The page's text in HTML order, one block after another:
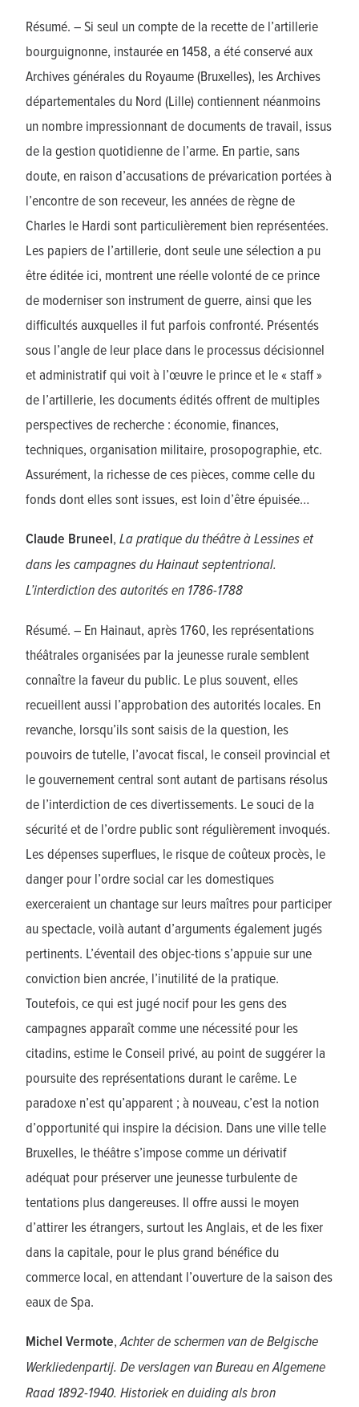
Résumé. – Si seul un compte de la recette de l’artillerie
bourguignonne, instaurée en 1458, a été conservé aux
Archives générales du Royaume (Bruxelles), les Archives
départementales du Nord (Lille) contiennent néanmoins
un nombre impressionnant de documents de travail, issus
de la gestion quotidienne de l’arme. En partie, sans
doute, en raison d’accusations de prévarication portées à
l’encontre de son receveur, les années de règne de
Charles le Hardi sont particulièrement bien représentées.
Les papiers de l’artillerie, dont seule une sélection a pu
être éditée ici, montrent une réelle volonté de ce prince
de moderniser son instrument de guerre, ainsi que les
difficultés auxquelles il fut parfois confronté. Présentés
sous l’angle de leur place dans le processus décisionnel
et administratif qui voit à l’œuvre le prince et le « staff »
de l’artillerie, les documents édités offrent de multiples
perspectives de recherche : économie, finances,
techniques, organisation militaire, prosopographie, etc.
Assurément, la richesse de ces pièces, comme celle du
fonds dont elles sont issues, est loin d’être épuisée…
Claude Bruneel, La pratique du théâtre à Lessines et
dans les campagnes du Hainaut septentrional.
L’interdiction des autorités en 1786-1788
Résumé. – En Hainaut, après 1760, les représentations
théâtrales organisées par la jeunesse rurale semblent
connaître la faveur du public. Le plus souvent, elles
recueillent aussi l’approbation des autorités locales. En
revanche, lorsqu’ils sont saisis de la question, les
pouvoirs de tutelle, l’avocat fiscal, le conseil provincial et
le gouvernement central sont autant de partisans résolus
de l’interdiction de ces divertissements. Le souci de la
sécurité et de l’ordre public sont régulièrement invoqués.
Les dépenses superflues, le risque de coûteux procès, le
danger pour l’ordre social car les domestiques
exerceraient un chantage sur leurs maîtres pour participer
au spectacle, voilà autant d’arguments également jugés
pertinents. L’éventail des objec-tions s’appuie sur une
conviction bien ancrée, l’inutilité de la pratique.
Toutefois, ce qui est jugé nocif pour les gens des
campagnes apparaît comme une nécessité pour les
citadins, estime le Conseil privé, au point de suggérer la
poursuite des représentations durant le carême. Le
paradoxe n’est qu’apparent ; à nouveau, c’est la notion
d’opportunité qui inspire la décision. Dans une ville telle
Bruxelles, le théâtre s’impose comme un dérivatif
adéquat pour préserver une jeunesse turbulente de
tentations plus dangereuses. Il offre aussi le moyen
d’attirer les étrangers, surtout les Anglais, et de les fixer
dans la capitale, pour le plus grand bénéfice du
commerce local, en attendant l’ouverture de la saison des
eaux de Spa.
Michel Vermote,Achter de schermen van de Belgische
Werkliedenpartij. De verslagen van Bureau en Algemene
Raad 1892-1940. Historiek en duiding als bron